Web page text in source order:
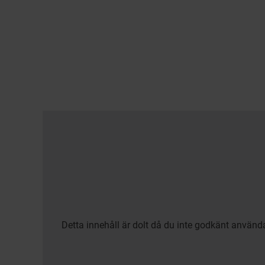
Detta innehåll är dolt då du inte godkänt